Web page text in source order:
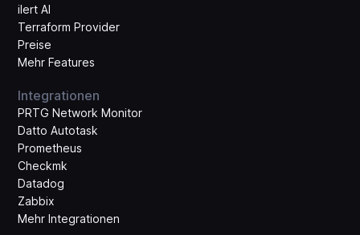
ilert AI
Terraform Provider
Preise
Mehr Features
Integrationen
PRTG Network Monitor
Datto Autotask
Prometheus
Checkmk
Datadog
Zabbix
Mehr Integrationen